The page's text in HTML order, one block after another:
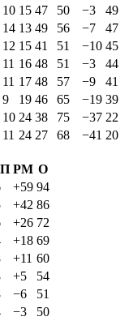
10 15 47 50 −3
49
14 13 49 56 −7
47
12 15 41 51 −10 45
11 16 48 51 −3
44
11 17 48 57 −9
41
9 19 46 65 −19 39
10 24 38 75 −37 22
11 24 27 68 −41 20
РМ О
+59 94
+42 86
+26 72
+18 69
+11 60
+5
54
−6
51
−3
50